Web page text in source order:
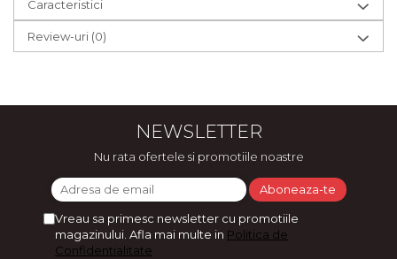
Caracteristici
Review-uri (0)
NEWSLETTER
Nu rata ofertele si promotiile noastre
Vreau sa primesc newsletter cu promotiile
magazinului. Afla mai multe in Politica de
Confidentialitate